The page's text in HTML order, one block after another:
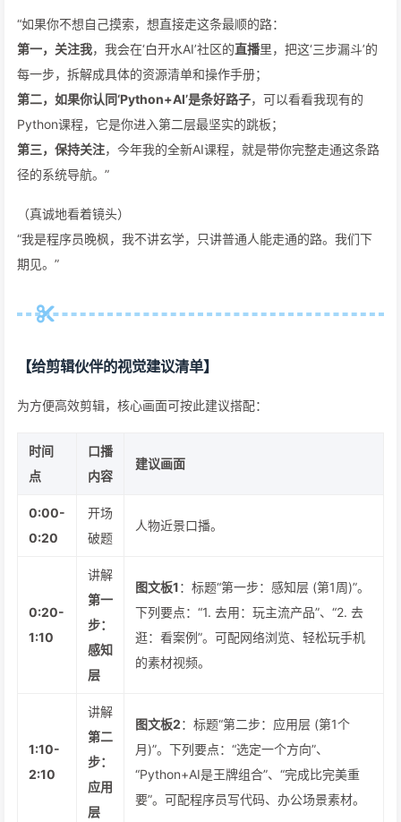
“如果你不想自己摸索，想直接走这条最顺的路：
第一，关注我，我会在‘白开水AI’社区的直播里，把这‘三步漏斗’的
每一步，拆解成具体的资源清单和操作手册；
第二，如果你认同‘Python+AI’是条好路子，可以看看我现有的
Python课程，它是你进入第二层最坚实的跳板；
第三，保持关注，今年我的全新AI课程，就是带你完整走通这条路
径的系统导航。”
（真诚地看着镜头）
“我是程序员晚枫，我不讲玄学，只讲普通人能走通的路。我们下
期见。”
【给剪辑伙伴的视觉建议清单】
为方便高效剪辑，核心画面可按此建议搭配：
时间
点
口播
内容
建议画面
0:00-
0:20
开场
破题
人物近景口播。
0:20-
1:10
讲解
第一
步：
感知
层
图文板1：标题“第一步：感知层 (第1周)”。
下列要点：“1. 去用：玩主流产品”、“2. 去
逛：看案例”。可配网络浏览、轻松玩手机
的素材视频。
1:10-
2:10
讲解
第二
步：
应用
层
图文板2：标题“第二步：应用层 (第1个
月)”。下列要点：“选定一个方向”、
“Python+AI是王牌组合”、“完成比完美重
要”。可配程序员写代码、办公场景素材。